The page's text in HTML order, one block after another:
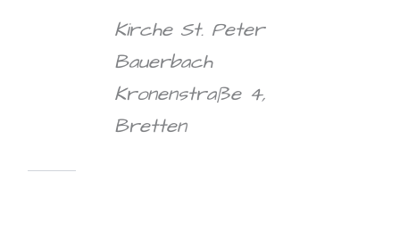
Kirche St. Peter
Bauerbach
Kronenstraße 4,
Bretten